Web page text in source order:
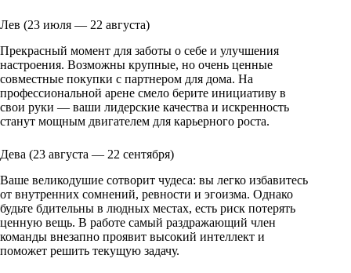
Лев (23 июля — 22 августа)
Прекрасный момент для заботы о себе и улучшения
настроения. Возможны крупные, но очень ценные
совместные покупки с партнером для дома. На
профессиональной арене смело берите инициативу в
свои руки — ваши лидерские качества и искренность
станут мощным двигателем для карьерного роста.
Дева (23 августа — 22 сентября)
Ваше великодушие сотворит чудеса: вы легко избавитесь
от внутренних сомнений, ревности и эгоизма. Однако
будьте бдительны в людных местах, есть риск потерять
ценную вещь. В работе самый раздражающий член
команды внезапно проявит высокий интеллект и
поможет решить текущую задачу.